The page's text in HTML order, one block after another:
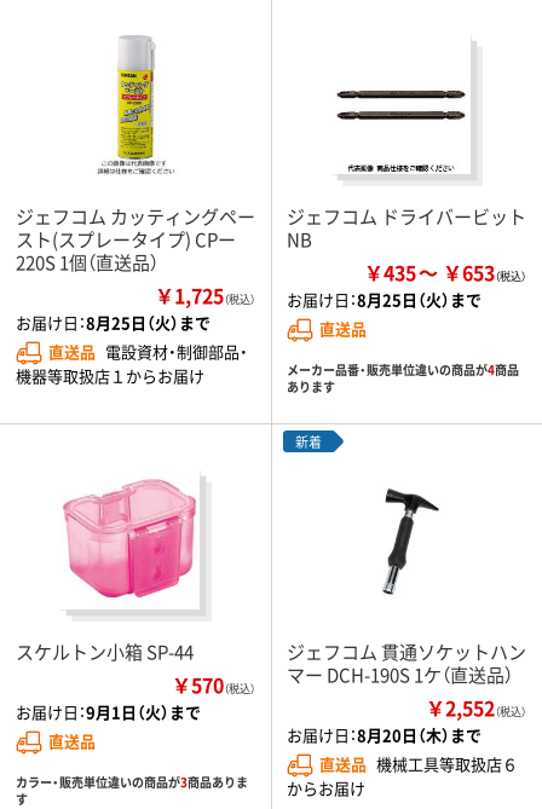
ジェフコム カッティングペー
スト(スプレータイプ) CPー
220S 1個（直送品）
￥1,725（税込）
お届け日：8月25日（火）まで
直送品 電設資材・制御部品・
機器等取扱店１からお届け
ジェフコム ドライバービット
NB
￥435 ￥653
お届け日：8月25日（火）まで
直送品
メーカー品番・販売単位違いの商品が4商品
あります
スケルトン小箱 SP-44
￥570（税込）
お届け日：9月1日（火）まで
直送品
カラー・販売単位違いの商品が3商品ありま
す
新着
ジェフコム 貫通ソケットハン
マー DCH-190S 1ケ（直送品）
￥2,552（税込）
お届け日：8月20日（木）まで
直送品 機械工具等取扱店６
からお届け